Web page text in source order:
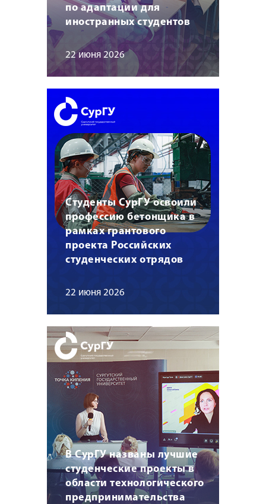
по адаптации для
иностранных студентов
22 июня 2026
Студенты СурГУ освоили
профессию бетонщика в
рамках грантового
проекта Российских
студенческих отрядов
22 июня 2026
В СурГУ названы лучшие
студенческие проекты в
области технологического
предпринимательства